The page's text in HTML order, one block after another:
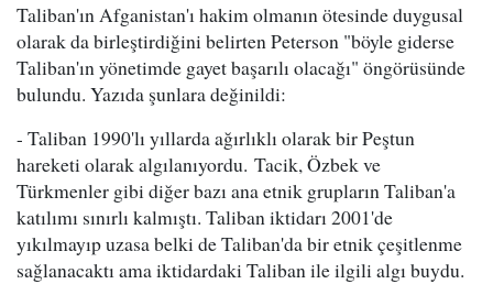
Taliban'ın Afganistan'ı hakim olmanın ötesinde duygusal
olarak da birleştirdiğini belirten Peterson "böyle giderse
Taliban'ın yönetimde gayet başarılı olacağı" öngörüsünde
bulundu. Yazıda şunlara değinildi:
- Taliban 1990'lı yıllarda ağırlıklı olarak bir Peştun
hareketi olarak algılanıyordu. Tacik, Özbek ve
Türkmenler gibi diğer bazı ana etnik grupların Taliban'a
katılımı sınırlı kalmıştı. Taliban iktidarı 2001'de
yıkılmayıp uzasa belki de Taliban'da bir etnik çeşitlenme
sağlanacaktı ama iktidardaki Taliban ile ilgili algı buydu.